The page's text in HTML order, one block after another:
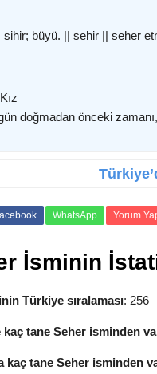
sihir; büyü. || sehir || seher
Kız
doğmadan önceki
WhatsApp Yorum
İsminin
Türkiye sıralaması: 256
kaç tane Seher isminden
kaç tane Seher isminden